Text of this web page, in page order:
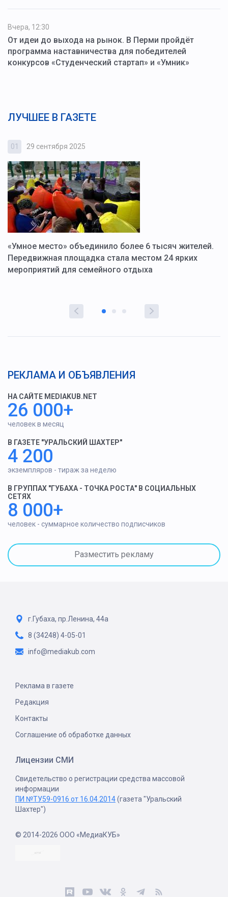
Вчера, 12:30
От идеи до выхода на рынок. В Перми пройдёт
программа наставничества для победителей
конкурсов «Студенческий стартап» и «Умник»
ЛУЧШЕЕ В ГАЗЕТЕ
01 29 сентября 2025
«Умное место» объединило более 6 тысяч жителей.
Передвижная площадка стала местом 24 ярких
мероприятий для семейного отдыха
РЕКЛАМА И ОБЪЯВЛЕНИЯ
НА САЙТЕ MEDIAKUB.NET
26 000+
человек в месяц
В ГАЗЕТЕ "УРАЛЬСКИЙ ШАХТЕР"
4 200
экземпляров - тираж за неделю
В ГРУППАХ "ГУБАХА - ТОЧКА РОСТА" В СОЦИАЛЬНЫХ
СЕТЯХ
8 000+
человек - суммарное количество подписчиков
Разместить рекламу
г.Губаха, пр.Ленина, 44а
8 (34248) 4-05-01
info@mediakub.com
Реклама в газете
Редакция
Контакты
Соглашение об обработке данных
Лицензии СМИ
Свидетельство о регистрации средства массовой
информации
ПИ №ТУ59-0916 от 16.04.2014(газета "Уральский
Шахтер")
© 2014-2026 ООО «МедиаКУБ»